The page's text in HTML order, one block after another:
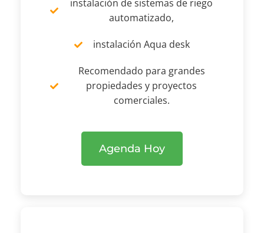
instalación de sistemas de riego
automatizado,
instalación Aqua desk
Recomendado para grandes
propiedades y proyectos
comerciales.
Agenda Hoy